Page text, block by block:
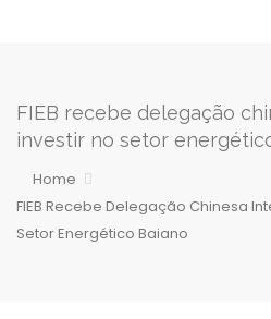
FIEB recebe delegação
investir no setor
Home
FIEB Recebe Delegação Chinesa
Setor Energético Baiano